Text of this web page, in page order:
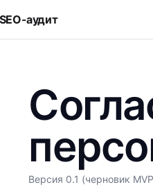
аудит
Версия 0.1 (черновик